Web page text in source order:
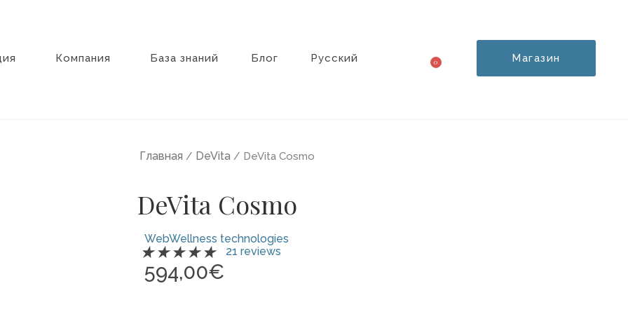
Компания База знаний Блог Русский 0
Корзина
Магазин
Главная / DeVita/ DeVita Cosmo
DeVita Cosmo
WebWellness technologies
★★★★★Оценка
5
из
21 reviews
594,00€